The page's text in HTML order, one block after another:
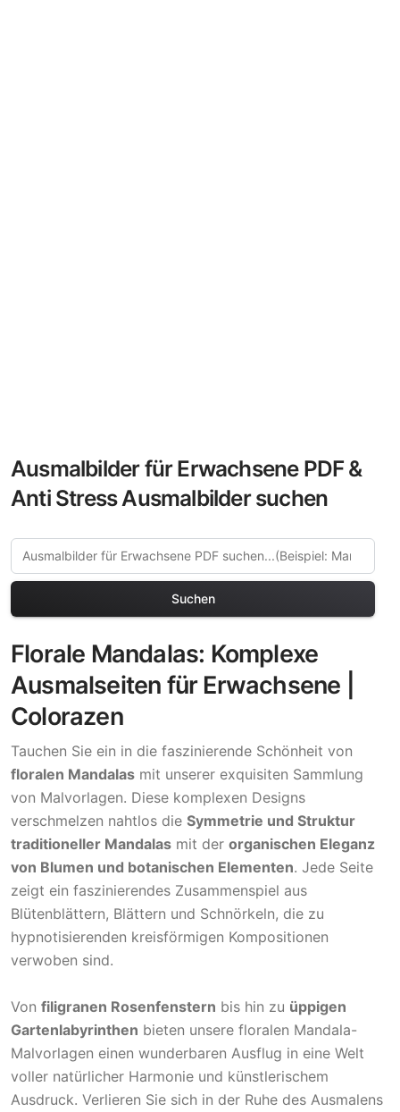
Ausmalbilder für Erwachsene PDF &
Anti Stress Ausmalbilder suchen
Suchen
Florale Mandalas: Komplexe
Ausmalseiten für Erwachsene |
Colorazen
Tauchen Sie ein in die faszinierende Schönheit von
floralen Mandalas mit unserer exquisiten Sammlung
von Malvorlagen. Diese komplexen Designs
verschmelzen nahtlos die Symmetrie und Struktur
traditioneller Mandalas mit der organischen Eleganz
von Blumen und botanischen Elementen. Jede Seite
zeigt ein faszinierendes Zusammenspiel aus
Blütenblättern, Blättern und Schnörkeln, die zu
hypnotisierenden kreisförmigen Kompositionen
verwoben sind.
Von filigranen Rosenfenstern bis hin zu üppigen
Gartenlabyrinthen bieten unsere floralen Mandala-
Malvorlagen einen wunderbaren Ausflug in eine Welt
voller natürlicher Harmonie und künstlerischem
Ausdruck. Verlieren Sie sich in der Ruhe des Ausmalens